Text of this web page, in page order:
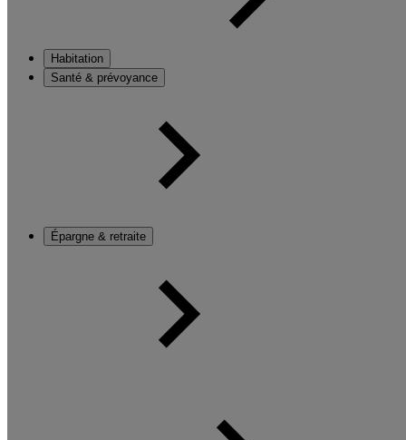
Habitation
Santé & prévoyance
Épargne & retraite